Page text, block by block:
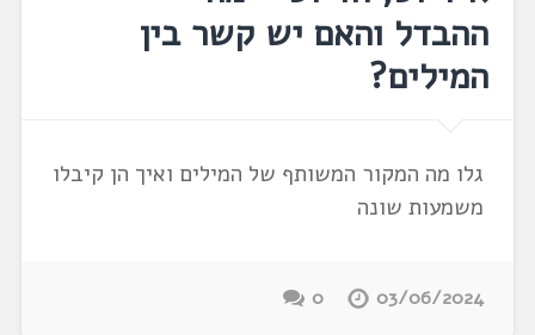
ההבדל והאם יש קשר בין
המילים?
גלו מה המקור המשותף של המילים ואיך הן קיבלו
משמעות שונה
03/06/2024
0